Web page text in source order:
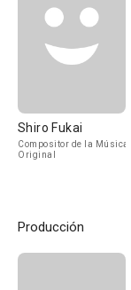
Shiro Fukai
Compositor de la Música
Original
Producción